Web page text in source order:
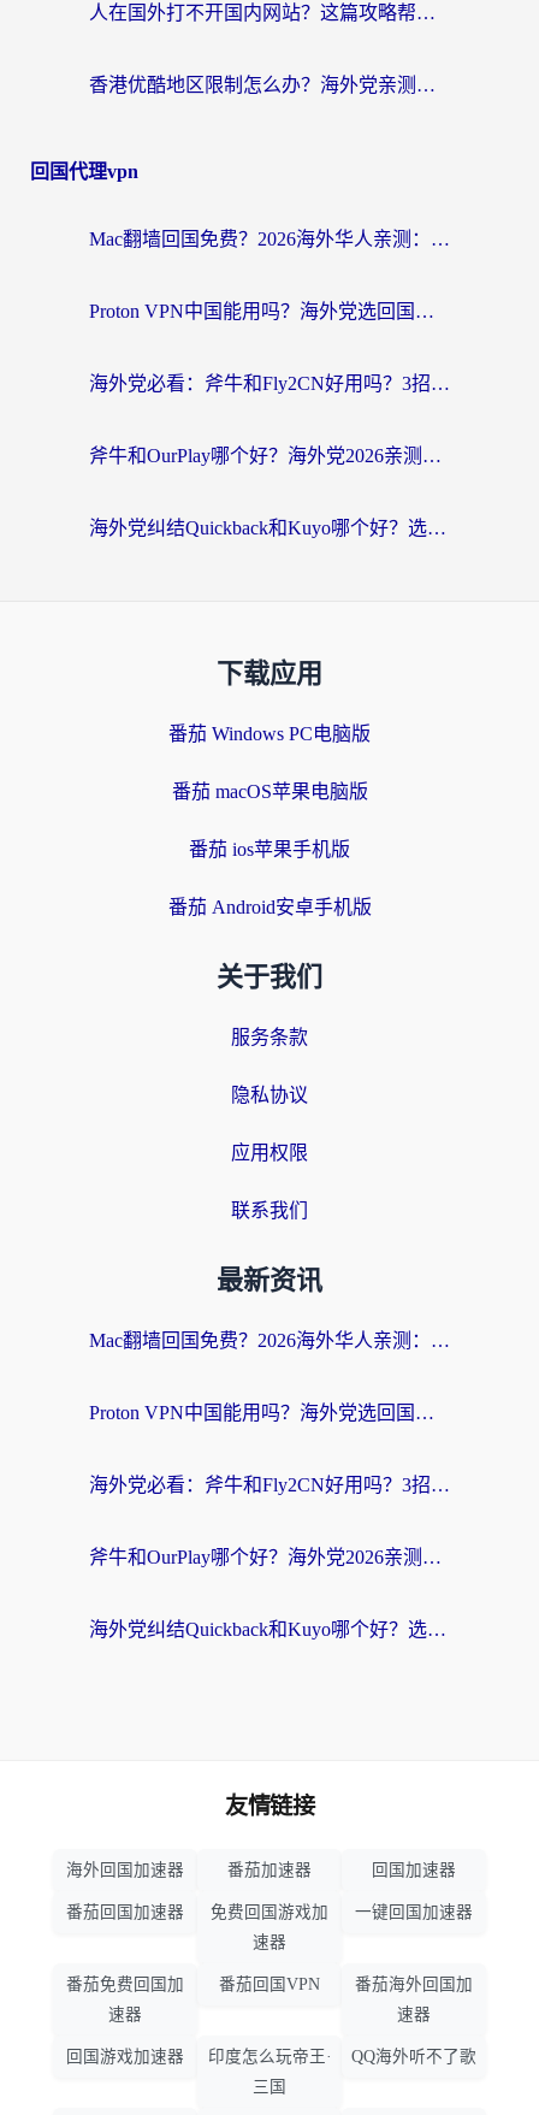
人在国外打不开国内网站？这篇攻略帮你无缝解锁国内资源（附交管12123使用技巧）
香港优酷地区限制怎么办？海外党亲测有效的追剧解决方案
回国代理vpn
Mac翻墙回国免费？2026海外华人亲测：从CCTV5直播到国内APP，这样选加速器才靠谱
Proton VPN中国能用吗？海外党选回国加速器的避坑指南（附番茄加速器实测）
海外党必看：斧牛和Fly2CN好用吗？3招教你选对回国加速器（附免费试用攻略）
斧牛和OurPlay哪个好？海外党2026亲测：选对加速器，国内资源秒加载
海外党纠结Quickback和Kuyo哪个好？选对回国加速器才能无缝刷国内资源
下载应用
番茄 Windows PC电脑版
番茄 macOS苹果电脑版
番茄 ios苹果手机版
番茄 Android安卓手机版
关于我们
服务条款
隐私协议
应用权限
联系我们
最新资讯
Mac翻墙回国免费？2026海外华人亲测：从CCTV5直播到国内APP，这样选加速器才靠谱
Proton VPN中国能用吗？海外党选回国加速器的避坑指南（附番茄加速器实测）
海外党必看：斧牛和Fly2CN好用吗？3招教你选对回国加速器（附免费试用攻略）
斧牛和OurPlay哪个好？海外党2026亲测：选对加速器，国内资源秒加载
海外党纠结Quickback和Kuyo哪个好？选对回国加速器才能无缝刷国内资源
友情链接
海外回国加速器 番茄加速器 回国加速器
番茄回国加速器
免费回国游戏加
速器
一键回国加速器
番茄免费回国加
速器
番茄回国VPN
番茄海外回国加
速器
回国游戏加速器
印度怎么玩帝王·
三国
QQ海外听不了歌